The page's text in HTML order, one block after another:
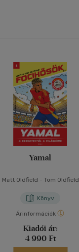
Yamal
Matt Oldfield - Tom Oldfield
Könyv
Árinformációk
Kiadói ár:
4 990 Ft